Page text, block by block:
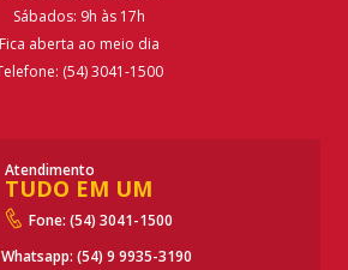
Sábados: 9h às 17h
Fica aberta ao meio dia
(54) 3041-1500
Atendimento
TUDO EM UM
Fone: (54) 3041-1500
Whatsapp: (54) 9 9935-3190